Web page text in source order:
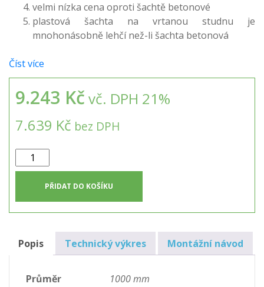
velmi nízka cena oproti šachtě betonové
plastová šachta na vrtanou studnu je
mnohonásobně lehčí než-li šachta betonová
Číst více
9.243 Kč vč. DPH 21%
7.639 Kč bez DPH
Samonosná
šachta
studnu
3
množství
PŘIDAT DO KOŠÍKU
Popis Technický výkres Montážní návod
Průměr
1000 mm